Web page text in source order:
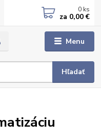
Menu
Hľadať
0 ks
za 0,00 €